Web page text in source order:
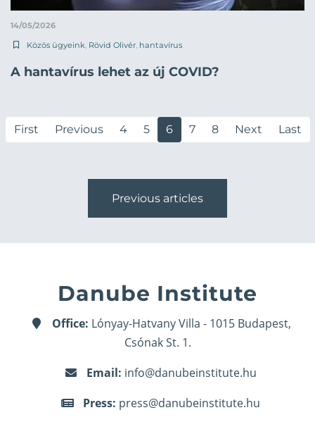
14/05/2026
Közös ügyeink, Rövid Olivér, hantavírus
A hantavírus lehet az új COVID?
First Previous 4 5 6 7 8 Next Last
Previous articles
Danube Institute
Office: Lónyay-Hatvany Villa - 1015 Budapest,
Csónak St. 1.
Email: info@danubeinstitute.hu
Press: press@danubeinstitute.hu